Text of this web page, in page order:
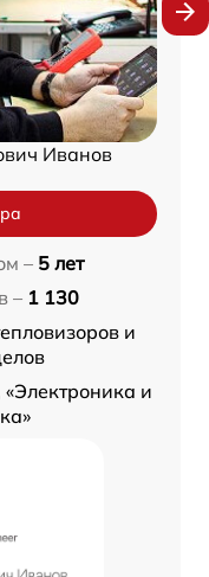
Иванов
– 5 лет
– 1 130
и
и